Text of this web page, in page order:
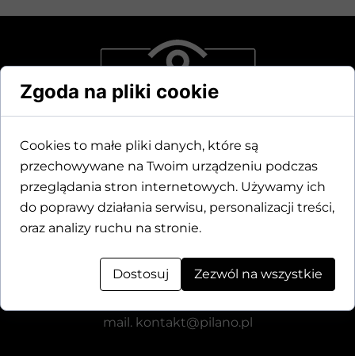
Dane kontaktowe
Motylewska 24
tel.+48 571 521 126
mail. kontakt@pilano.pl
Zgoda na pliki cookie
Cookies to małe pliki danych, które są
przechowywane na Twoim urządzeniu podczas
przeglądania stron internetowych. Używamy ich
do poprawy działania serwisu, personalizacji treści,
oraz analizy ruchu na stronie.
Dostosuj Zezwól na wszystkie